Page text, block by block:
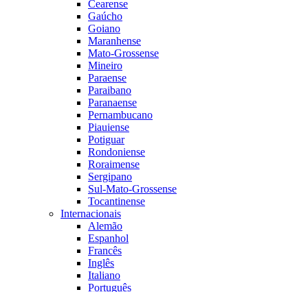
Cearense
Gaúcho
Goiano
Maranhense
Mato-Grossense
Mineiro
Paraense
Paraibano
Paranaense
Pernambucano
Piauiense
Potiguar
Rondoniense
Roraimense
Sergipano
Sul-Mato-Grossense
Tocantinense
Internacionais
Alemão
Espanhol
Francês
Inglês
Italiano
Português